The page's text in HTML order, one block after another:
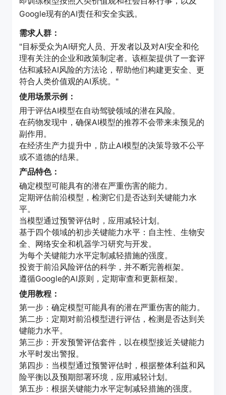
Google现有的AI责任和安全实践。
需求人群：
"目标受众为AI研究人员、开发者以及对AI安全和伦
理有关注的企业和政策制定者。该框架提供了一套评
估和减轻AI风险的方法论，帮助他们构建更安全、更
符合人类价值观的AI系统。"
使用场景示例：
用于评估AI模型在自动驾驶领域的潜在风险。
在药物发现中，确保AI模型的推荐不会带来未预见的
副作用。
在经济生产力提升中，防止AI模型的决策导致不公平
或不道德的结果。
产品特色：
确定模型可能具有的潜在严重伤害的能力。
定期评估前沿模型，检测它们是否达到关键能力水
平。
当模型通过预警评估时，应用减轻计划。
基于四个领域的初步关键能力水平：自主性、生物安
全、网络安全和机器学习研究与开发。
为每个关键能力水平定制减轻措施的强度。
投资于前沿风险评估的科学，并不断完善框架。
遵循Google的AI原则，定期审查和更新框架。
使用教程：
第一步：确定模型可能具有的潜在严重伤害的能力。
第二步：定期对前沿模型进行评估，检测是否达到关
键能力水平。
第三步：开发预警评估套件，以在模型接近关键能力
水平时发出警报。
第四步：当模型通过预警评估时，根据整体利益和风
险平衡以及预期部署环境，应用减轻计划。
第五步：根据关键能力水平定制减轻措施的强度。